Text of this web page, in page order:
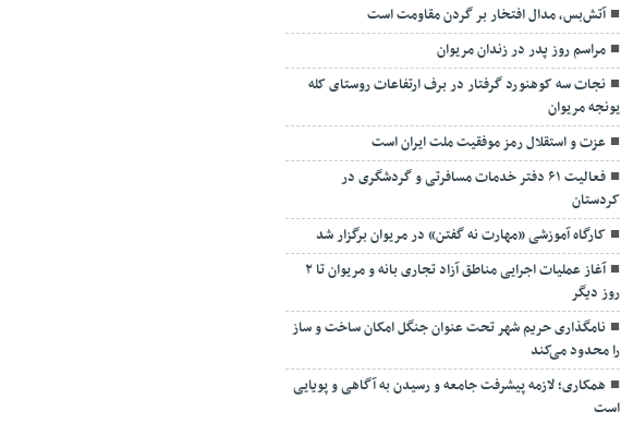
آتش‌بس، مدال افتخار بر گردن مقاومت است
مراسم روز پدر در زندان مریوان
نجات سه کوهنورد گرفتار در برف ارتفاعات روستای کله
یونجه مریوان
عزت و استقلال رمز موفقیت ملت ایران است
فعالیت ۶۱ دفتر خدمات مسافرتی و گردشگری در
کردستان
کارگاه آموزشی «مهارت نه گفتن» در مریوان برگزار شد
آغاز عملیات اجرایی مناطق آزاد تجاری بانه و مریوان تا ۲
روز دیگر
نامگذاری حریم شهر تحت عنوان جنگل امکان ساخت و ساز
را محدود می‌کند
همکاری؛ لازمه پیشرفت جامعه و رسیدن به آگاهی و پویایی
است